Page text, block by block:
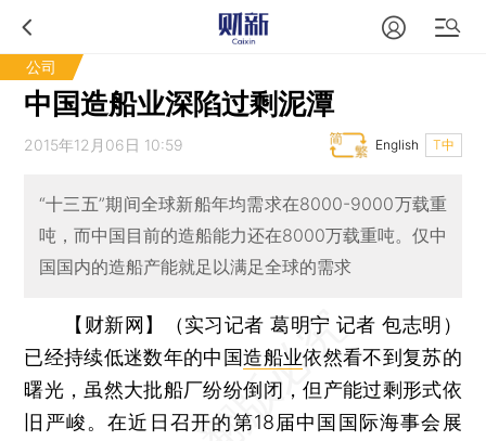
公司
中国造船业深陷过剩泥潭
2015年12月06日 10:59 T中
English
“十三五”期间全球新船年均需求在8000-9000万载重
吨，而中国目前的造船能力还在8000万载重吨。仅中
国国内的造船产能就足以满足全球的需求
【财新网】（实习记者 葛明宁 记者 包志明）
已经持续低迷数年的中国造船业依然看不到复苏的
曙光，虽然大批船厂纷纷倒闭，但产能过剩形式依
旧严峻。在近日召开的第18届中国国际海事会展